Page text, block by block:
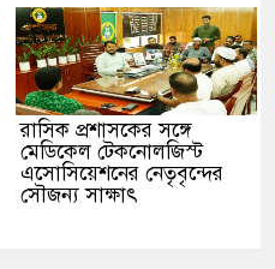
​রাসিক প্রশাসকের সঙ্গে
মেডিকেল টেকনোলজিস্ট
এসোসিয়েশনের নেতৃবৃন্দের
সৌজন্য সাক্ষাৎ